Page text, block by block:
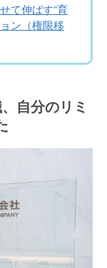
て伸ばす“育
ン（権限移
自分のリミ